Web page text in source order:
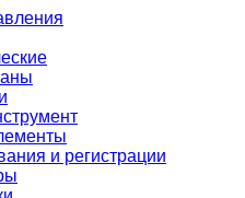
и регистрации